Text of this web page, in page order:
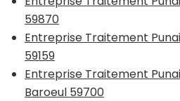
59870
Entreprise Traitement
59159
Entreprise Traitement
Baroeul 59700